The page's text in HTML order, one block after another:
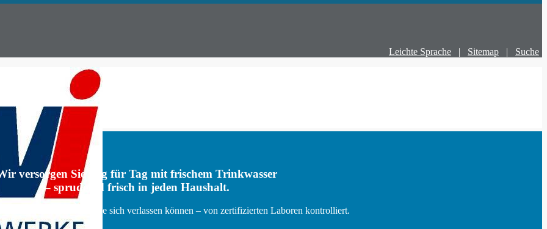
Leichte Sprache | Sitemap | Suche
versorgen Sie Tag für Tag mit frischem Trinkwasser
– sprudelnd frisch in jeden Haushalt.
Lebensqualität, auf das Sie sich verlassen können – von zertifizierten Laboren kontrolliert.